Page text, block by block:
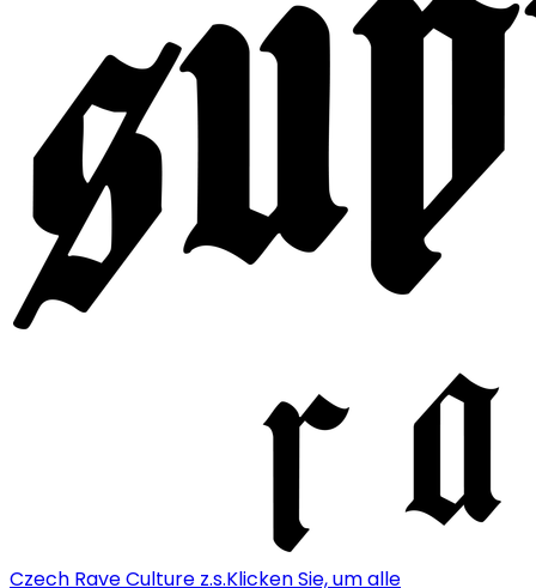
Czech Rave Culture z.s.Klicken Sie, um alle